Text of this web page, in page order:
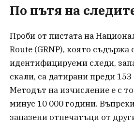
По пътя на
Проби от пистата на
Route (GRNP), която съдържа
идентифицируеми следи,
скали, са датирани преди
Методът на изчисление е с
минус 10 000 години.
запазени отпечатъци от